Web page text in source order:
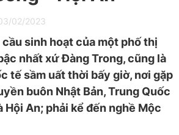
02/2023
sinh hoạt của một phố thị
nhất xứ Đàng Trong, cũng là
tế sầm uất thời bấy giờ, nơi gặp
buôn Nhật Bản, Trung Quốc
Hội An; phải kể đến nghề Mộc